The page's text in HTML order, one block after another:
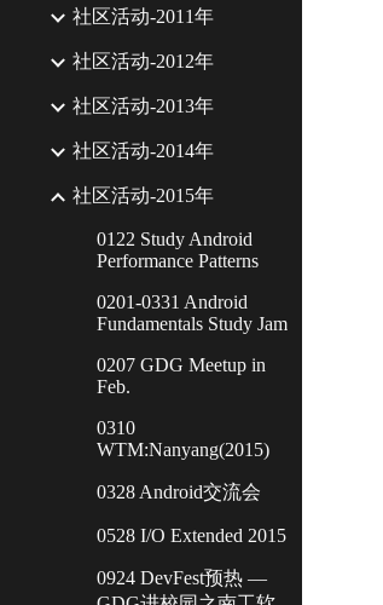
社区活动-2011年
社区活动-2012年
社区活动-2013年
社区活动-2014年
社区活动-2015年
0122 Study Android
Performance Patterns
0201-0331 Android
Fundamentals Study Jam
0207 GDG Meetup in
Feb.
0310
WTM:Nanyang(2015)
0328 Android交流会
0528 I/O Extended 2015
0924 DevFest预热 —